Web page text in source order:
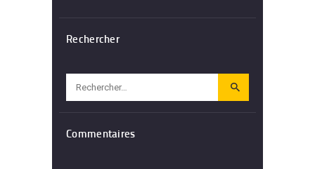
Rechercher
Commentaires